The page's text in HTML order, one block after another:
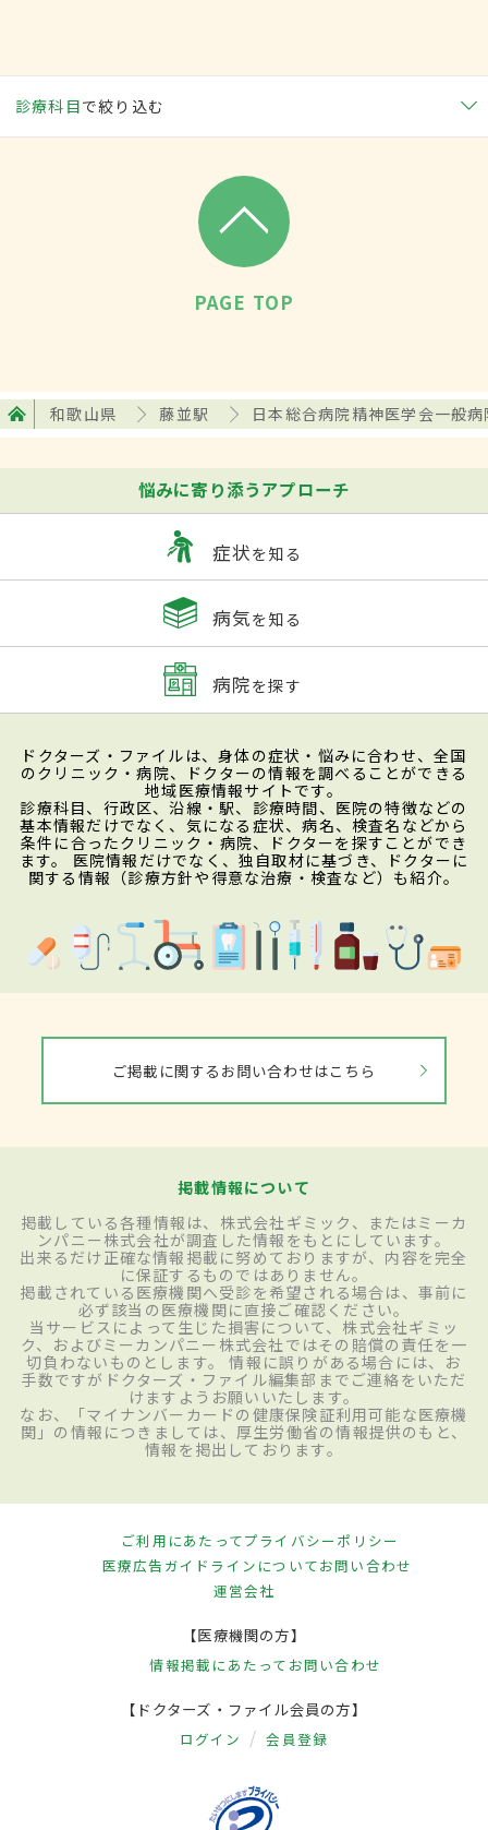
診療科目で絞り込む
PAGE TOP
和歌山県 藤並駅 日本総合病院精神医学会一般
悩みに寄り添うアプローチ
症状を知る
病気を知る
病院を探す
ドクターズ・ファイルは、身体の症状・悩みに合わせ、全国
のクリニック・病院、ドクターの情報を調べることができる
地域医療情報サイトです。
診療科目、行政区、沿線・駅、診療時間、医院の特徴などの
基本情報だけでなく、気になる症状、病名、検査名などから
条件に合ったクリニック・病院、ドクターを探すことができ
ます。 医院情報だけでなく、独自取材に基づき、ドクターに
関する情報（診療方針や得意な治療・検査など）も紹介。
ご掲載に関するお問い合わせはこちら
掲載情報について
掲載している各種情報は、株式会社ギミック、またはミーカ
ンパニー株式会社が調査した情報をもとにしています。
出来るだけ正確な情報掲載に努めておりますが、内容を完全
に保証するものではありません。
掲載されている医療機関へ受診を希望される場合は、事前に
必ず該当の医療機関に直接ご確認ください。
当サービスによって生じた損害について、株式会社ギミッ
ク、およびミーカンパニー株式会社ではその賠償の責任を一
切負わないものとします。 情報に誤りがある場合には、お
手数ですがドクターズ・ファイル編集部までご連絡をいただ
けますようお願いいたします。
なお、「マイナンバーカードの健康保険証利用可能な医療機
関」の情報につきましては、厚生労働省の情報提供のもと、
情報を掲出しております。
ご利用にあたってプライバシーポリシー
医療広告ガイドラインについてお問い合わせ
運営会社
【医療機関の方】
情報掲載にあたって お問い合わせ
【ドクターズ・ファイル会員の方】
ログイン 会員登録